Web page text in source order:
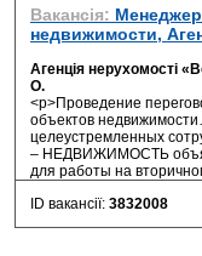
Вакансія:
недвижимости,
Агенція нерухомості
О.
<p>Проведение
объектов
целеустремленных
– НЕДВИЖИМОСТЬ
для работы на
ID вакансії: 3832008